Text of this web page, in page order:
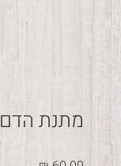
מתנת הדם 1